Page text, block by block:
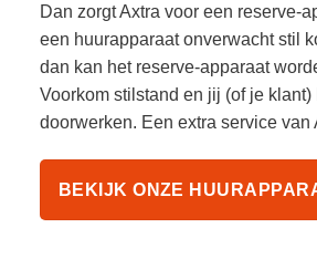
Dan zorgt Axtra voor een reserve-
een huurapparaat onverwacht stil
dan kan het reserve-apparaat
Voorkom stilstand en jij (of je klant)
doorwerken. Een extra service van
BEKIJK ONZE